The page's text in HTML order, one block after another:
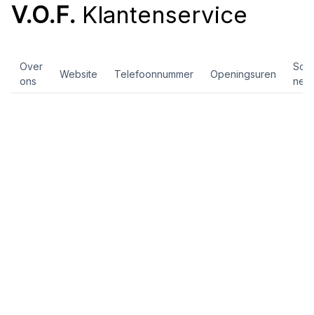
V.O.F. Klantenservice
Over
ons
Website Telefoonnummer Openingsuren